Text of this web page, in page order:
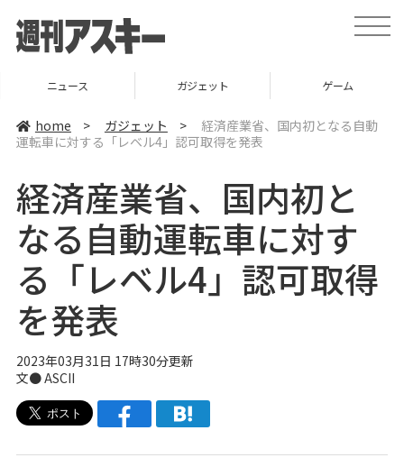
t
o
a
v
ニュース ガジェット ゲーム
home > ガジェット >
経済産業省、国内初となる自動
運転車に対する「レベル4」認可取得を発表
経済産業省、国内初と
なる自動運転車に対す
る「レベル4」認可取得
を発表
2023年03月31日 17時30分更新
文● ASCII